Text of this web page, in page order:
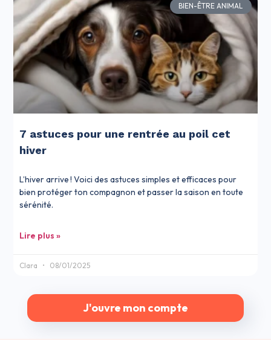
BIEN-ÊTRE ANIMAL
7 astuces pour une rentrée au poil cet
hiver
L’hiver arrive ! Voici des astuces simples et efficaces pour
bien protéger ton compagnon et passer la saison en toute
sérénité.
Lire plus »
Clara 08/01/2025
J'ouvre mon compte